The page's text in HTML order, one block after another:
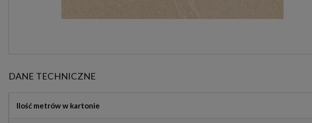
DANE TECHNICZNE
Ilość metrów w kartonie